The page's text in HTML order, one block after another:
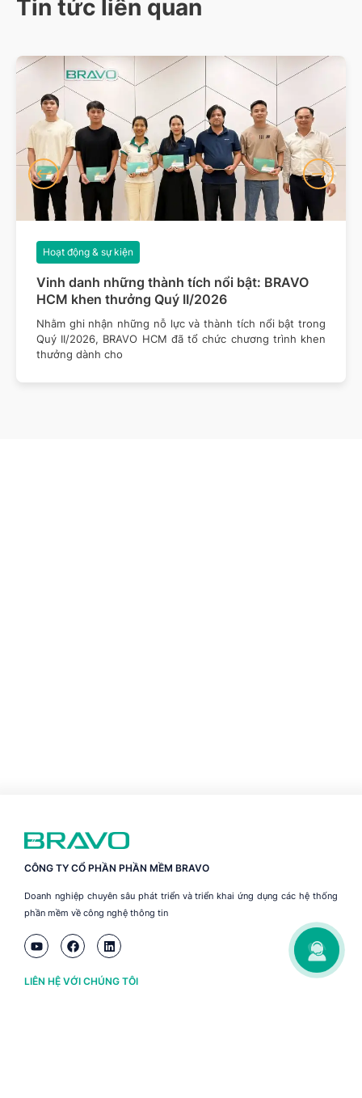
Tin tức liên quan
Vinh danh những thành tích nổi bật: BRAVO
HCM khen thưởng Quý II/2026
Hoạt động & sự kiện
Nhằm ghi nhận những nỗ lực và thành tích nổi bật trong
Quý II/2026, BRAVO HCM đã tổ chức chương trình khen
thưởng dành cho
CÔNG TY CỔ PHẦN PHẦN MỀM BRAVO
Doanh nghiệp chuyên sâu phát triển và triển khai ứng dụng các hệ thống
phần mềm về công nghệ thông tin
LIÊN HỆ VỚI CHÚNG TÔI